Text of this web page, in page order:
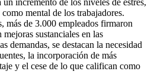
mental de los trabajadores.
más de 3.000 empleados firmaron
sustanciales en las
demandas, se destacan la necesidad
la incorporación de más
y el cese de lo que califican como